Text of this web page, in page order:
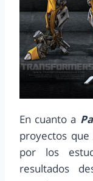
En cuanto a
proyectos
por los
resultados